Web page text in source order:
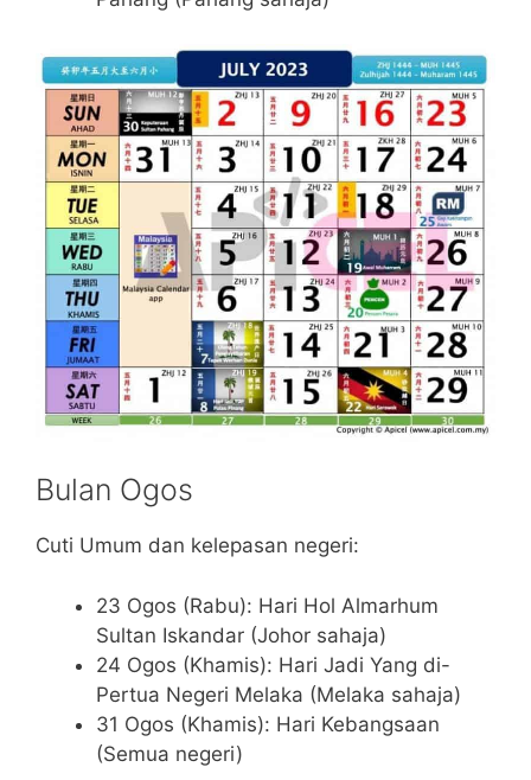
Bulan Ogos
Cuti Umum dan kelepasan negeri:
23 Ogos (Rabu): Hari Hol Almarhum
Sultan Iskandar (Johor sahaja)
24 Ogos (Khamis): Hari Jadi Yang di-
Pertua Negeri Melaka (Melaka sahaja)
31 Ogos (Khamis): Hari Kebangsaan
(Semua negeri)